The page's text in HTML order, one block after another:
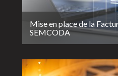
Mise en place de la
SEMCODA